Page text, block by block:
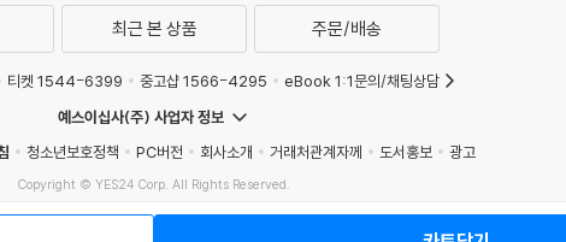
최근 본 상품 주문/배송
티켓 1544-6399 중고샵 1566-4295
eBook 1:1문의/채팅상담
예스이십사(주) 사업자 정보
청소년보호정책 PC버전 회사소개 거래처관계자께 도서홍보 광고
Copyright © YES24 Corp. All Rights Reserved.